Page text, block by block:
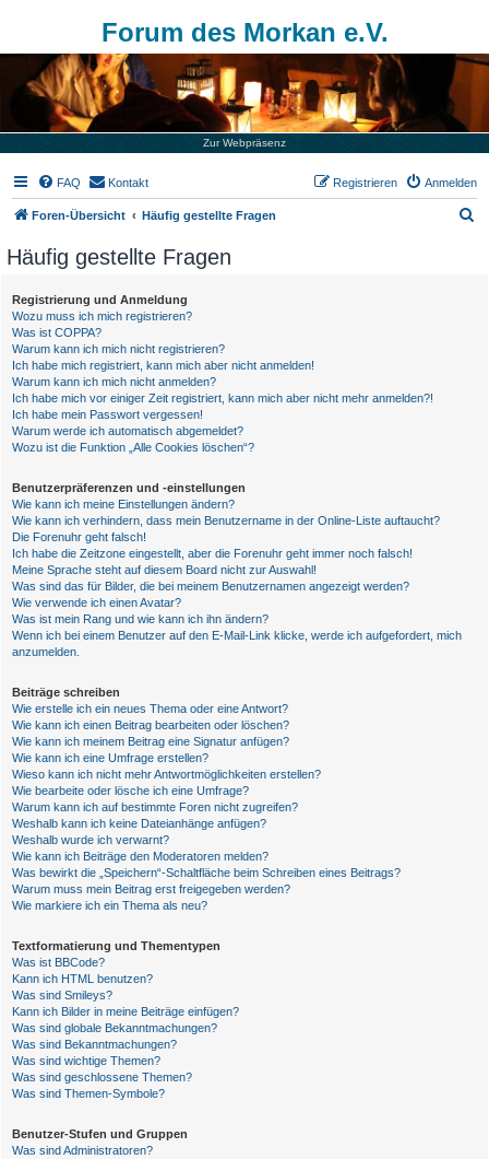
Forum des Morkan e.V.
Zur Webpräsenz
FAQ Kontakt Anmelden
Registrieren
Foren-Übersicht Häufig gestellte Fragen
Häufig gestellte Fragen
Registrierung und Anmeldung
Wozu muss ich mich registrieren?
Was ist COPPA?
Warum kann ich mich nicht registrieren?
Ich habe mich registriert, kann mich aber nicht anmelden!
Warum kann ich mich nicht anmelden?
Ich habe mich vor einiger Zeit registriert, kann mich aber nicht mehr anmelden?!
Ich habe mein Passwort vergessen!
Warum werde ich automatisch abgemeldet?
Wozu ist die Funktion „Alle Cookies löschen“?
Benutzerpräferenzen und -einstellungen
Wie kann ich meine Einstellungen ändern?
Wie kann ich verhindern, dass mein Benutzername in der Online-Liste auftaucht?
Die Forenuhr geht falsch!
Ich habe die Zeitzone eingestellt, aber die Forenuhr geht immer noch falsch!
Meine Sprache steht auf diesem Board nicht zur Auswahl!
Was sind das für Bilder, die bei meinem Benutzernamen angezeigt werden?
Wie verwende ich einen Avatar?
Was ist mein Rang und wie kann ich ihn ändern?
Wenn ich bei einem Benutzer auf den E-Mail-Link klicke, werde ich aufgefordert, mich
anzumelden.
Beiträge schreiben
Wie erstelle ich ein neues Thema oder eine Antwort?
Wie kann ich einen Beitrag bearbeiten oder löschen?
Wie kann ich meinem Beitrag eine Signatur anfügen?
Wie kann ich eine Umfrage erstellen?
Wieso kann ich nicht mehr Antwortmöglichkeiten erstellen?
Wie bearbeite oder lösche ich eine Umfrage?
Warum kann ich auf bestimmte Foren nicht zugreifen?
Weshalb kann ich keine Dateianhänge anfügen?
Weshalb wurde ich verwarnt?
Wie kann ich Beiträge den Moderatoren melden?
Was bewirkt die „Speichern“-Schaltfläche beim Schreiben eines Beitrags?
Warum muss mein Beitrag erst freigegeben werden?
Wie markiere ich ein Thema als neu?
Textformatierung und Thementypen
Was ist BBCode?
Kann ich HTML benutzen?
Was sind Smileys?
Kann ich Bilder in meine Beiträge einfügen?
Was sind globale Bekanntmachungen?
Was sind Bekanntmachungen?
Was sind wichtige Themen?
Was sind geschlossene Themen?
Was sind Themen-Symbole?
Benutzer-Stufen und Gruppen
Was sind Administratoren?